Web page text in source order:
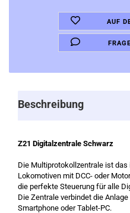
AUF
Beschreibung
Z21 Digitalzentrale Schwarz
Die Multiprotokollzentrale ist
Lokomotiven mit DCC- oder
die perfekte Steuerung für alle
Die Zentrale verbindet die
Smartphone oder Tablet-PC.